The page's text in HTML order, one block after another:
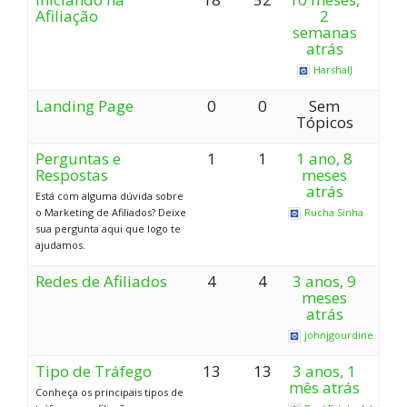
Afiliação 2
semanas
atrás
HarshalJ
Landing Page 0 0 Sem
Tópicos
Perguntas e
Respostas
Está com alguma dúvida sobre
o Marketing de Afiliados? Deixe
sua pergunta aqui que logo te
ajudamos.
1 1 1 ano, 8
meses
atrás
Rucha Sinha
Redes de Afiliados 4 4 3 anos, 9
meses
atrás
johnjgourdine
Tipo de Tráfego
Conheça os principais tipos de
13 13 3 anos, 1
mês atrás